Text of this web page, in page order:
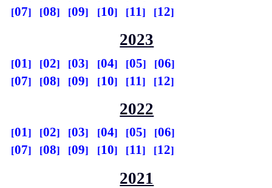
07
08 09 10 11 12
2023
01 02 03 04 05
06
07
08 09 10 11 12
2022
01 02 03 04 05
06
07
08 09 10 11 12
2021